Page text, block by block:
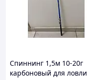
Спиннинг 1,5м 10-20г
карбоновый для ловли